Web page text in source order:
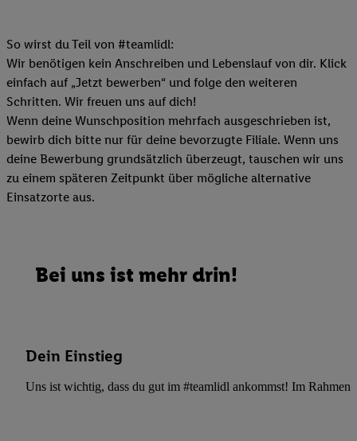
So wirst du Teil von #teamlidl:
Wir benötigen kein Anschreiben und Lebenslauf von dir. Klick
einfach auf „Jetzt bewerben“ und folge den weiteren
Schritten. Wir freuen uns auf dich!
Wenn deine Wunschposition mehrfach ausgeschrieben ist,
bewirb dich bitte nur für deine bevorzugte Filiale. Wenn uns
deine Bewerbung grundsätzlich überzeugt, tauschen wir uns
zu einem späteren Zeitpunkt über mögliche alternative
Einsatzorte aus.
Bei uns ist mehr drin!
Dein Einstieg
Uns ist wichtig, dass du gut im #teamlidl ankommst! Im Rahmen